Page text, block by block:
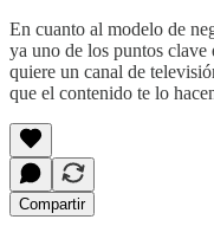
En cuanto al modelo de
ya uno de los puntos
quiere un canal de
que el contenido te lo
Compartir